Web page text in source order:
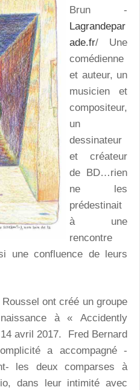
Brun -
Lagrandepar
ade.fr/ Une
comédienne
et auteur, un
musicien et
compositeur,
un
dessinateur
et créateur
de BD…rien
ne les
prédestinait
à une
rencontre
une confluence de leurs
ont créé un groupe
à « Accidently
avril 2017. Fred Bernard
a accompagné -
les deux comparses à
dans leur intimité avec